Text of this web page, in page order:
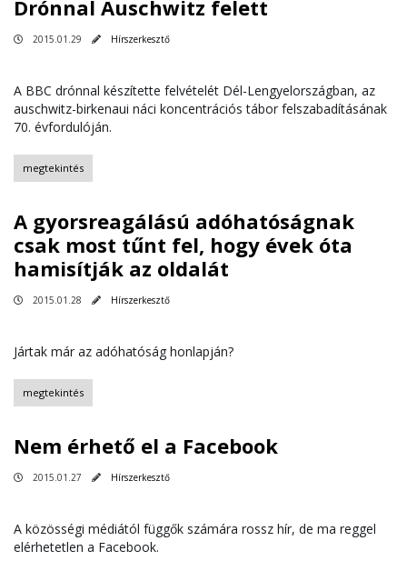
Drónnal Auschwitz felett
2015.01.29 Hírszerkesztő
A BBC drónnal készítette felvételét Dél-Lengyelországban, az
auschwitz-birkenaui náci koncentrációs tábor felszabadításának
70. évfordulóján.
megtekintés
A gyorsreagálású adóhatóságnak
csak most tűnt fel, hogy évek óta
hamisítják az oldalát
2015.01.28 Hírszerkesztő
Jártak már az adóhatóság honlapján?
megtekintés
Nem érhető el a Facebook
2015.01.27 Hírszerkesztő
A közösségi médiától függők számára rossz hír, de ma reggel
elérhetetlen a Facebook.